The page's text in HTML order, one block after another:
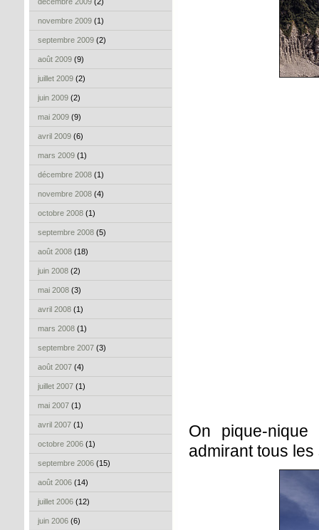
novembre 2009 (1)
septembre 2009 (2)
août 2009 (9)
juillet 2009 (2)
juin 2009 (2)
mai 2009 (9)
avril 2009 (6)
mars 2009 (1)
décembre 2008 (1)
novembre 2008 (4)
octobre 2008 (1)
septembre 2008 (5)
août 2008 (18)
juin 2008 (2)
mai 2008 (3)
avril 2008 (1)
mars 2008 (1)
septembre 2007 (3)
août 2007 (4)
juillet 2007 (1)
mai 2007 (1)
avril 2007 (1)
octobre 2006 (1)
septembre 2006 (15)
août 2006 (14)
juillet 2006 (12)
juin 2006 (6)
On pique-
admirant tous